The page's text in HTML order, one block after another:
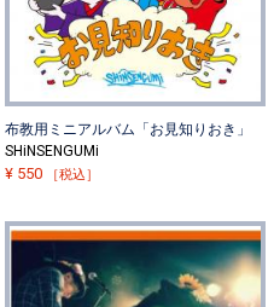
布教用ミニアルバム「お見知りおき」
SHiNSENGUMi
¥ 550 ［税込］